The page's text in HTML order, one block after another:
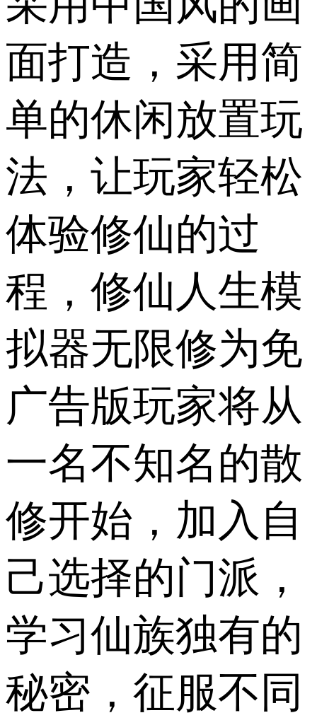
面打造，采用简
单的休闲放置玩
法，让玩家轻松
体验修仙的过
程，修仙人生模
拟器无限修为免
广告版玩家将从
一名不知名的散
修开始，加入自
己选择的门派，
学习仙族独有的
秘密，征服不同